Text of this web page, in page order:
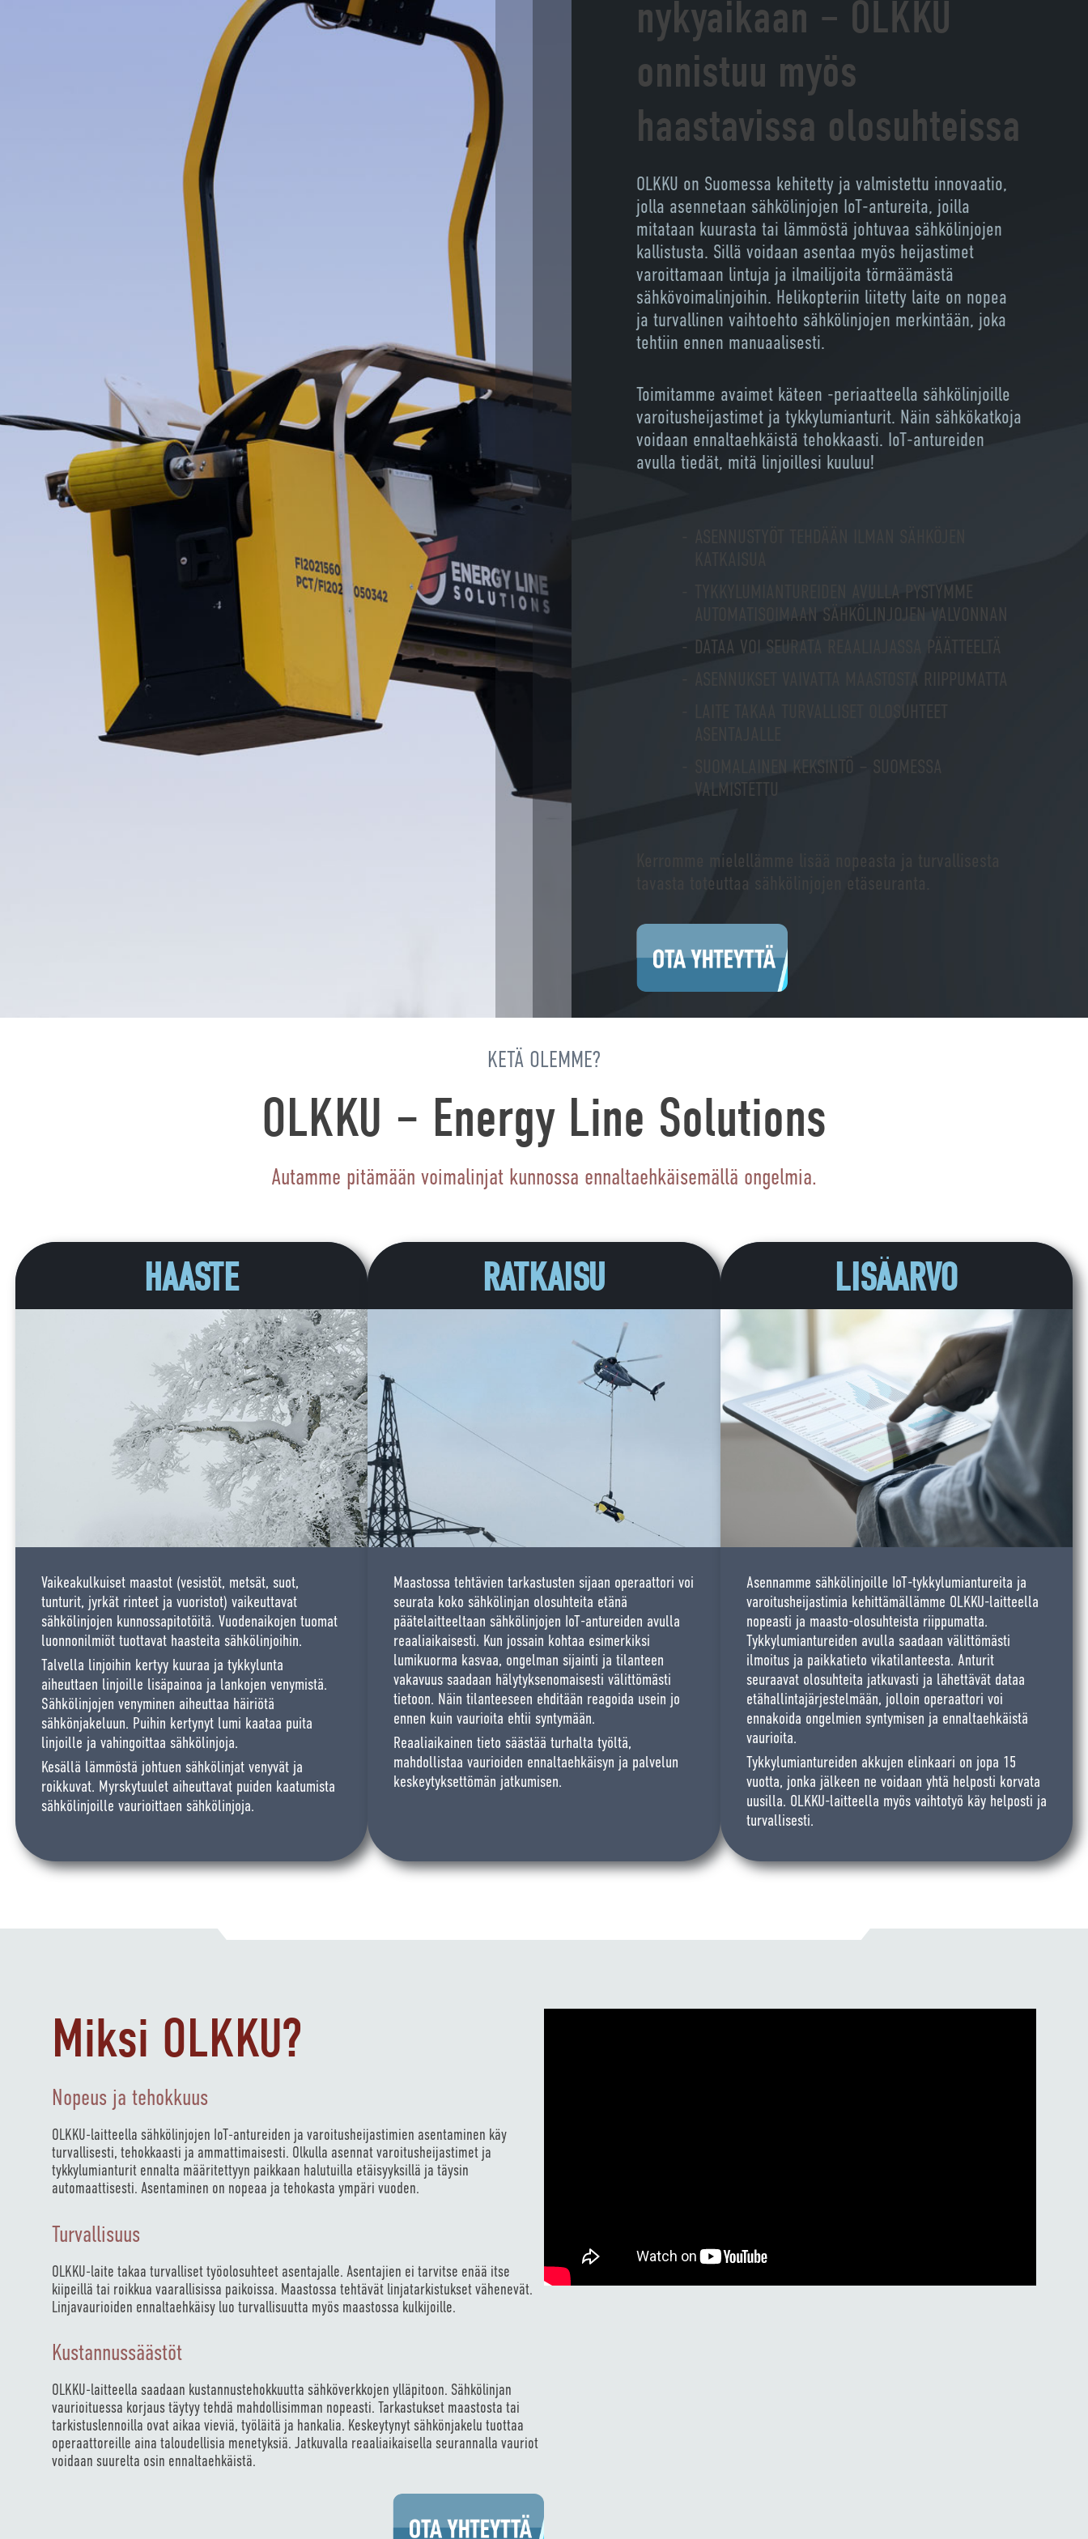
nykyaikaan – OLKKU
onnistuu myös
haastavissa olosuhteissa
OLKKU on Suomessa kehitetty ja valmistettu innovaatio,
jolla asennetaan sähkölinjojen IoT-antureita, joilla
mitataan kuurasta tai lämmöstä johtuvaa sähkölinjojen
kallistusta. Sillä voidaan asentaa myös heijastimet
varoittamaan lintuja ja ilmailijoita törmäämästä
sähkövoimalinjoihin. Helikopteriin liitetty laite on nopea
ja turvallinen vaihtoehto sähkölinjojen merkintään, joka
tehtiin ennen manuaalisesti.
Toimitamme avaimet käteen -periaatteella sähkölinjoille
varoitusheijastimet ja tykkylumianturit. Näin sähkökatkoja
voidaan ennaltaehkäistä tehokkaasti. IoT-antureiden
avulla tiedät, mitä linjoillesi kuuluu!
TYKKYLUMIANTUREIDEN AVULLA PYSTYMME
AUTOMATISOIMAAN SÄHKÖLINJOJEN VALVONNAN
DATAA VOI SEURATA REAALIAJASSA PÄÄTTEELTÄ
ASENNUKSET VAIVATTA MAASTOSTA RIIPPUMATTA
LAITE TAKAA TURVALLISET OLOSUHTEET
SUOMALAINEN KEKSINTÖ – SUOMESSA
VALMISTETTU
OTA YHTEYTTÄ
Kerromme mielellämme lisää nopeasta ja turvallisesta
tavasta toteuttaa sähkölinjojen etäseuranta.
KETÄ OLEMME?
OLKKU – Energy Line Solutions
Autamme pitämään voimalinjat kunnossa ennaltaehkäisemällä ongelmia.
HAASTE
Vaikeakulkuiset maastot (vesistöt, metsät, suot,
tunturit, jyrkät rinteet ja vuoristot) vaikeuttavat
sähkölinjojen kunnossapitotöitä. Vuodenaikojen tuomat
luonnonilmiöt tuottavat haasteita sähkölinjoihin.
Talvella linjoihin kertyy kuuraa ja tykkylunta
aiheuttaen linjoille lisäpainoa ja lankojen venymistä.
Sähkölinjojen venyminen aiheuttaa häiriötä
sähkönjakeluun. Puihin kertynyt lumi kaataa puita
linjoille ja vahingoittaa sähkölinjoja.
Kesällä lämmöstä johtuen sähkölinjat venyvät ja
roikkuvat. Myrskytuulet aiheuttavat puiden kaatumista
sähkölinjoille vaurioittaen sähkölinjoja.
RATKAISU
Maastossa tehtävien tarkastusten sijaan operaattori voi
seurata koko sähkölinjan olosuhteita etänä
päätelaitteeltaan sähkölinjojen IoT-antureiden avulla
reaaliaikaisesti. Kun jossain kohtaa esimerkiksi
lumikuorma kasvaa, ongelman sijainti ja tilanteen
vakavuus saadaan hälytyksenomaisesti välittömästi
tietoon. Näin tilanteeseen ehditään reagoida usein jo
ennen kuin vaurioita ehtii syntymään.
Reaaliaikainen tieto säästää turhalta työltä,
mahdollistaa vaurioiden ennaltaehkäisyn ja palvelun
keskeytyksettömän jatkumisen.
LISÄARVO
Asennamme sähkölinjoille IoT-tykkylumiantureita ja
varoitusheijastimia kehittämällämme OLKKU-laitteella
nopeasti ja maasto-olosuhteista riippumatta.
Tykkylumiantureiden avulla saadaan välittömästi
ilmoitus ja paikkatieto vikatilanteesta. Anturit
seuraavat olosuhteita jatkuvasti ja lähettävät dataa
etähallintajärjestelmään, jolloin operaattori voi
ennakoida ongelmien syntymisen ja ennaltaehkäistä
vaurioita.
Tykkylumiantureiden akkujen elinkaari on jopa 15
vuotta, jonka jälkeen ne voidaan yhtä helposti korvata
uusilla. OLKKU-laitteella myös vaihtotyö käy helposti ja
turvallisesti.
Miksi OLKKU?
Nopeus ja tehokkuus
OLKKU-laitteella sähkölinjojen IoT-antureiden ja varoitusheijastimien asentaminen käy
turvallisesti, tehokkaasti ja ammattimaisesti. Olkulla asennat varoitusheijastimet ja
tykkylumianturit ennalta määritettyyn paikkaan halutuilla etäisyyksillä ja täysin
automaattisesti. Asentaminen on nopeaa ja tehokasta ympäri vuoden.
Turvallisuus
OLKKU-laite takaa turvalliset työolosuhteet asentajalle. Asentajien ei tarvitse enää itse
kiipeillä tai roikkua vaarallisissa paikoissa. Maastossa tehtävät linjatarkistukset vähenevät.
Linjavaurioiden ennaltaehkäisy luo turvallisuutta myös maastossa kulkijoille.
Kustannussäästöt
OLKKU-laitteella saadaan kustannustehokkuutta sähköverkkojen ylläpitoon. Sähkölinjan
vaurioituessa korjaus täytyy tehdä mahdollisimman nopeasti. Tarkastukset maastosta tai
tarkistuslennoilla ovat aikaa vieviä, työläitä ja hankalia. Keskeytynyt sähkönjakelu tuottaa
operaattoreille aina taloudellisia menetyksiä. Jatkuvalla reaaliaikaisella seurannalla vauriot
voidaan suurelta osin ennaltaehkäistä.
OTA YHTEYTTÄ